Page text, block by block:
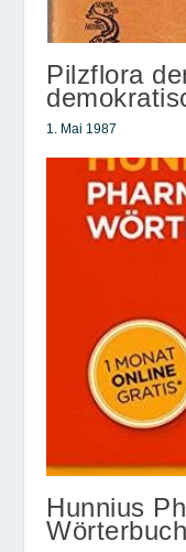
Pilzflora
1. Mai 1987
Hunnius
Wörterbuch